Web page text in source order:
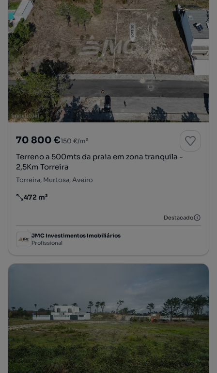
70 800 €150 €/m²
Terreno a 500mts da praia em zona tranquila -
2,5Km Torreira
Torreira, Murtosa, Aveiro
Preço por metro quadrado
472 m²
Destacado
JMC Investimentos Imobiliários
Profissional